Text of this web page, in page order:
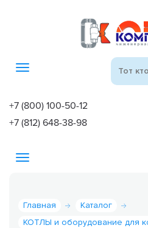
Toggle
+7 (800) 100-50-12
+7 (812) 648-38-98
Toggle
Главная
Каталог
КОТЛЫ и оборудование для